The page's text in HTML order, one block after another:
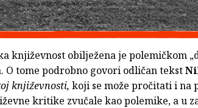
književnost obilježena je polemičkom
O tome podrobno govori odličan tekst
književnosti, koji se može pročitati i na
kritike zvučale kao polemike, a u